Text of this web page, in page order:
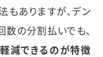
もありますが、デン
の分割払いでも、
減できるのが特徴